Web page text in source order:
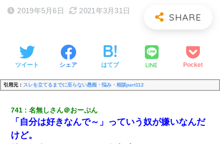
2019年5月6日 2021年3月31日
ツイート シェア はてブ LINE Pocket
引用元： スレを立てるまでに至らない愚痴・悩み・相談part112
741 名無しさん＠おーぷん
「自分は好きなんで～」っていう奴が嫌いなんだ
けど。